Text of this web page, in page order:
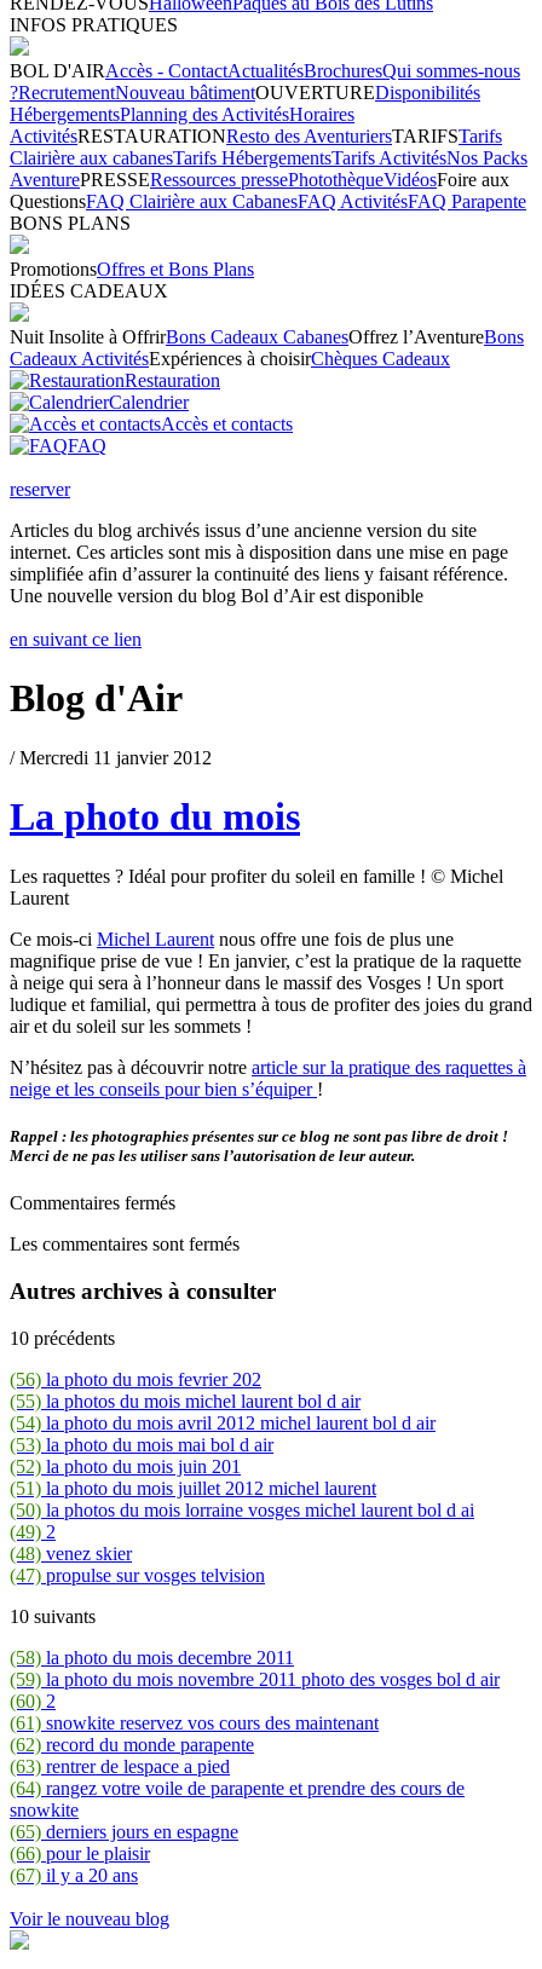
INFOS PRATIQUES
BOL D'AIRAccès - ContactActualitésBrochuresQui sommes-nous
?RecrutementNouveau bâtimentOUVERTUREDisponibilités
HébergementsPlanning des ActivitésHoraires
ActivitésRESTAURATIONResto des AventuriersTARIFSTarifs
Clairière aux cabanesTarifs HébergementsTarifs ActivitésNos Packs
AventurePRESSERessources pressePhotothèqueVidéosFoire aux
QuestionsFAQ Clairière aux CabanesFAQ ActivitésFAQ Parapente
BONS PLANS
PromotionsOffres et Bons Plans
IDÉES CADEAUX
Nuit Insolite à OffrirBons Cadeaux CabanesOffrez l’AventureBons
Cadeaux ActivitésExpériences à choisirChèques Cadeaux
Restauration
Calendrier
Accès et contacts
FAQ
reserver
Articles du blog archivés issus d’une ancienne version du site
internet. Ces articles sont mis à disposition dans une mise en page
simplifiée afin d’assurer la continuité des liens y faisant référence.
Une nouvelle version du blog Bol d’Air est disponible
en suivant ce lien
Blog d'Air
/ Mercredi 11 janvier 2012
La photo du mois
Les raquettes ? Idéal pour profiter du soleil en famille ! © Michel
Laurent
Ce mois-ci Michel Laurent nous offre une fois de plus une
magnifique prise de vue ! En janvier, c’est la pratique de la raquette
à neige qui sera à l’honneur dans le massif des Vosges ! Un sport
ludique et familial, qui permettra à tous de profiter des joies du grand
air et du soleil sur les sommets !
N’hésitez pas à découvrir notre article sur la pratique des raquettes à
neige et les conseils pour bien s’équiper !
Rappel : les photographies présentes sur ce blog ne sont pas libre de droit !
Merci de ne pas les utiliser sans l’autorisation de leur auteur.
Commentaires fermés
Les commentaires sont fermés
Autres archives à consulter
10 précédents
(56) la photo du mois fevrier 202
(55) la photos du mois michel laurent bol d air
(54) la photo du mois avril 2012 michel laurent bol d air
(53) la photo du mois mai bol d air
(52) la photo du mois juin 201
(51) la photo du mois juillet 2012 michel laurent
(50) la photos du mois lorraine vosges michel laurent bol d ai
(49) 2
(48) venez skier
(47) propulse sur vosges telvision
10 suivants
(58) la photo du mois decembre 2011
(59) la photo du mois novembre 2011 photo des vosges bol d air
(60) 2
(61) snowkite reservez vos cours des maintenant
(62) record du monde parapente
(63) rentrer de lespace a pied
(64) rangez votre voile de parapente et prendre des cours de
snowkite
(65) derniers jours en espagne
(66) pour le plaisir
(67) il y a 20 ans
Voir le nouveau blog